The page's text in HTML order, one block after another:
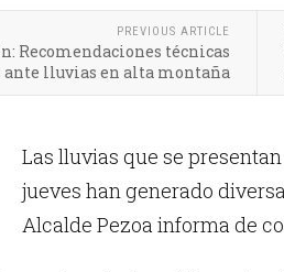
PREVIOUS ARTICLE
Recomendaciones técnicas
lluvias en alta montaña
BIGGER
Las lluvias que se
jueves han generado
Alcalde Pezoa informa de